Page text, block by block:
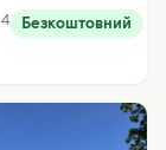
4 Безкоштовний